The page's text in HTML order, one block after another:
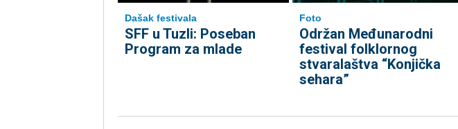
Dašak festivala
SFF u Tuzli: Poseban
Program za mlade
Foto
Održan Međunarodni
festival folklornog
stvaralaštva “Konjička
sehara”